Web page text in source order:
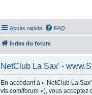
Accès rapide FAQ
Index du forum
NetClub La Sax' -
En accédant à « NetClub La
vts.com/forum »), vous acceptez